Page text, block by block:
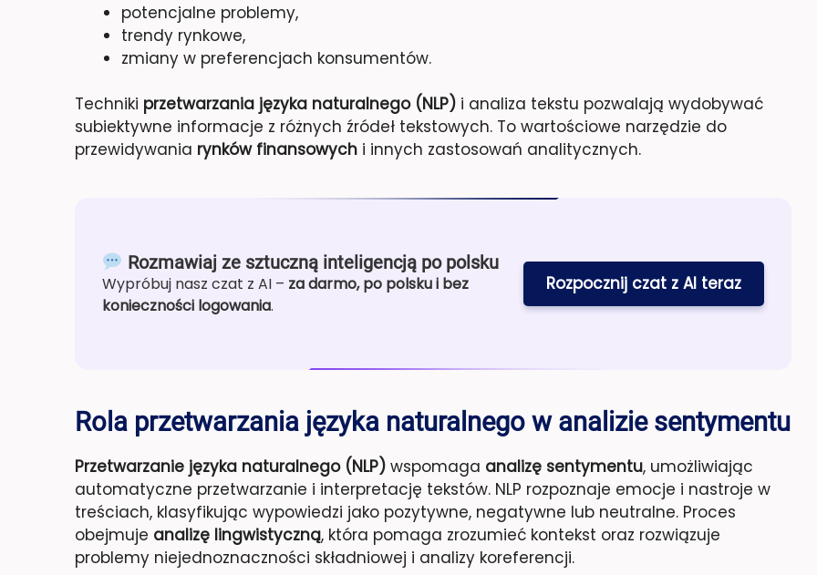
potencjalne problemy,
trendy rynkowe,
zmiany w preferencjach konsumentów.
Techniki przetwarzania języka naturalnego (NLP) i analiza tekstu pozwalają wydobywać
subiektywne informacje z różnych źródeł tekstowych. To wartościowe narzędzie do
przewidywania rynków finansowych i innych zastosowań analitycznych.
Rozmawiaj ze sztuczną inteligencją po polsku
Wypróbuj nasz czat z AI – za darmo, po polsku i bez
konieczności logowania.
Rozpocznij czat z AI teraz
Rola przetwarzania języka naturalnego w analizie sentymentu
Przetwarzanie języka naturalnego (NLP) wspomaga analizę sentymentu, umożliwiając
automatyczne przetwarzanie i interpretację tekstów. NLP rozpoznaje emocje i nastroje w
treściach, klasyfikując wypowiedzi jako pozytywne, negatywne lub neutralne. Proces
obejmuje analizę lingwistyczną, która pomaga zrozumieć kontekst oraz rozwiązuje
problemy niejednoznaczności składniowej i analizy koreferencji.